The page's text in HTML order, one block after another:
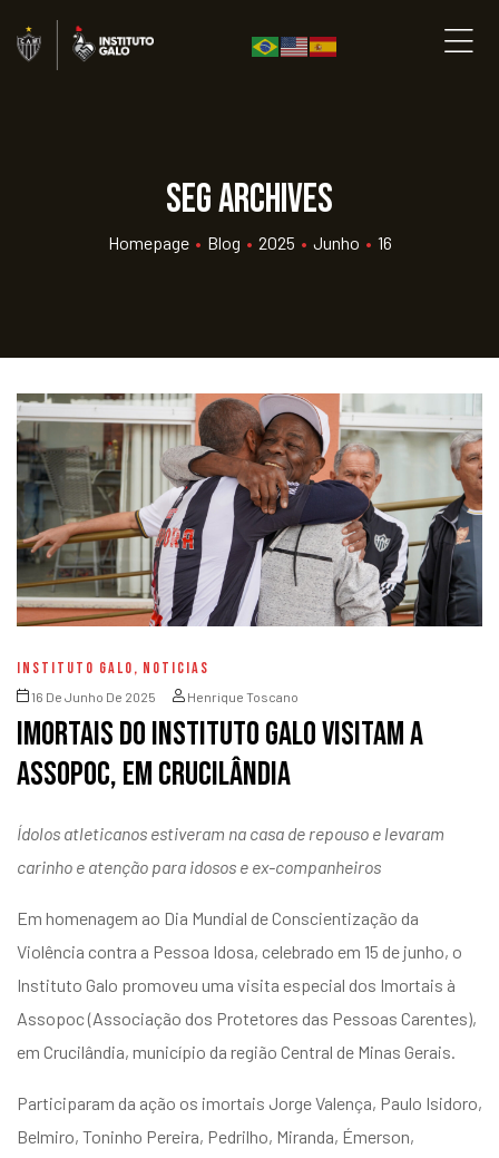
seg Archives
Homepage • Blog • 2025 • Junho • 16
INSTITUTO GALO, NOTICIAS
16 De Junho De 2025 Henrique Toscano
Imortais do Instituto Galo visitam a
Assopoc, em Crucilândia
Ídolos atleticanos estiveram na casa de repouso e levaram
carinho e atenção para idosos e ex-companheiros
Em homenagem ao Dia Mundial de Conscientização da
Violência contra a Pessoa Idosa, celebrado em 15 de junho, o
Instituto Galo promoveu uma visita especial dos Imortais à
Assopoc (Associação dos Protetores das Pessoas Carentes),
em Crucilândia, município da região Central de Minas Gerais.
Participaram da ação os imortais Jorge Valença, Paulo Isidoro,
Belmiro, Toninho Pereira, Pedrilho, Miranda, Émerson,